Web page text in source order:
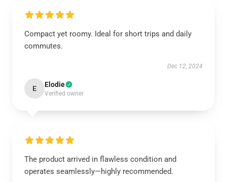
Compact yet roomy. Ideal for short trips and daily
commutes.
Dec 12, 2024
E Elodie
Verified owner
The product arrived in flawless condition and
operates seamlessly—highly recommended.